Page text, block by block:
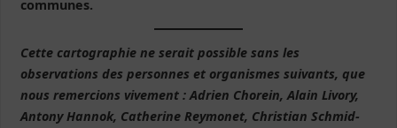
communes.
Cette cartographie ne serait possible sans les
observations des personnes et organismes suivants, que
nous remercions vivement : Adrien Chorein, Alain Livory,
Antony Hannok, Catherine Reymonet, Christian Schmid-